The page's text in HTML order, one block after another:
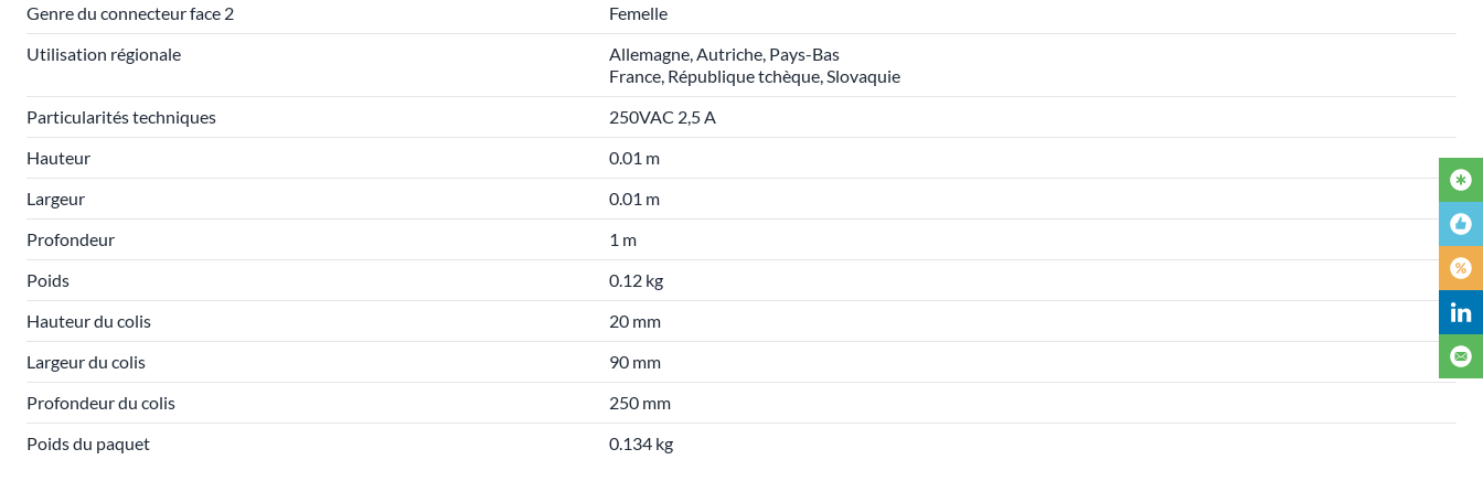
Genre du connecteur face 2
Femelle
Utilisation régionale
Allemagne, Autriche, Pays-Bas
France, République tchèque, Slovaquie
Particularités techniques
250VAC 2,5 A
Hauteur
0.01 m
Largeur
0.01 m
Profondeur
1 m
Poids
0.12 kg
Hauteur du colis
20 mm
Largeur du colis
90 mm
Profondeur du colis
250 mm
Poids du paquet
0.134 kg